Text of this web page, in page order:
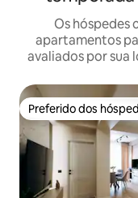
Os hóspedes
apartamentos
avaliados por sua
Preferido dos
Preferido dos